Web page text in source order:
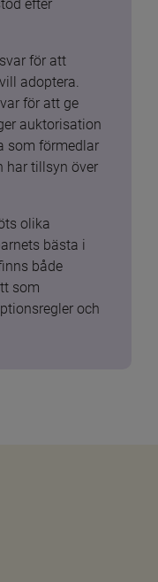
efter
för att
adoptera.
för att ge
auktorisation
som förmedlar
har tillsyn över
olika
bästa i
både
som
och